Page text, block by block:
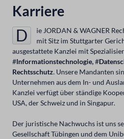
Karriere
Die JORDAN & WAGNER Rechtsanwaltsgesellschaft mbH
mit Sitz im Stuttgarter
ausgestattete Kanzlei mit
#Informationstechnologie,#
Rechtsschutz. Unsere Mandanten
Unternehmen aus dem In- und
Kanzlei verfügt über ständige
USA, der Schweiz und in Singapur.
Der juristische Nachwuchs ist uns
Gesellschaft Tübingen und dem